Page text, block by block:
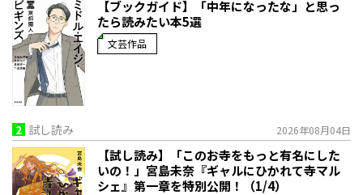
【ブックガイド】「中年になったな」と思っ
たら読みたい本5選
文芸作品
2 試し読み 2026年08月04日
【試し読み】「このお寺をもっと有名にした
いの！」宮島未奈『ギャルにひかれて寺マル
シェ』第一章を特別公開！（1/4）